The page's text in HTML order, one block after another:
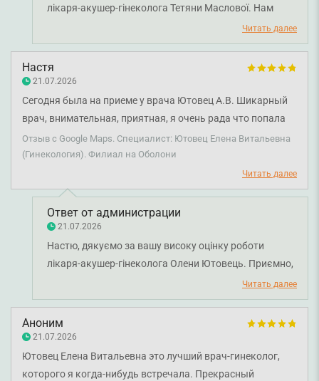
лікаря-акушер-гінеколога Тетяни Маслової. Нам
радісно знати, що під час прийомів ви відчували себе
комфортно, отримували зрозумілі відповіді та
Читать далее
Настя
21.07.2026
Сегодня была на приеме у врача Ютовец А.В. Шикарный
врач, внимательная, приятная, я очень рада что попала
именно к ней!!! Спасибо!!!!!
Отзыв с Google Maps. Специалист: Ютовец Елена Витальевна
(Гинекология). Филиал на Оболони
Читать далее
Ответ от администрации
21.07.2026
Настю, дякуємо за вашу високу оцінку роботи
лікаря-акушер-гінеколога Олени Ютовець. Приємно,
доброзичливість і професійний підхід лікаря.
Читать далее
Аноним
21.07.2026
Ютовец Елена Витальевна это лучший врач-гинеколог,
которого я когда-нибудь встречала. Прекрасный